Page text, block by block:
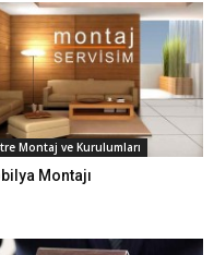
Montaj ve Kurulumları
Montajı